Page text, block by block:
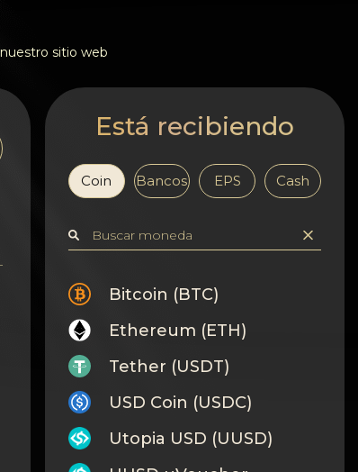
nuestro sitio web
Está recibiendo
Coin Bancos EPS Cash
Bitcoin (BTC)
Ethereum (ETH)
Tether (USDT)
USD Coin (USDC)
Utopia USD (UUSD)